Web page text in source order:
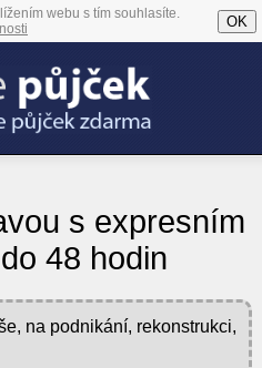
webu s tím souhlasíte.
OK
s expresním
48 hodin
na podnikání, rekonstrukci,